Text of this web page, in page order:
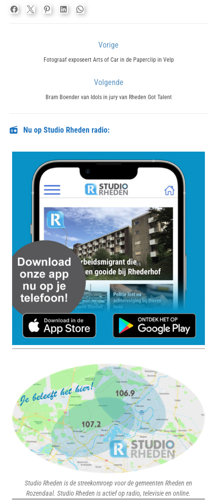
navigatie
Vorige
Previous
Fotograaf exposeert Arts of Car in de Paperclip in Velp
Volgende
Next
Bram Boender van Idols in jury van Rheden Got Talent
Nu op Studio Rheden radio:
Studio Rheden is de streekomroep voor de gemeenten Rheden en
Rozendaal. Studio Rheden is actief op radio, televisie en online.